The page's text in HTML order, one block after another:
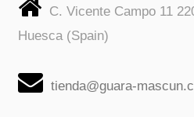
C. Vicente Campo 11
Huesca (Spain)
tienda@guara-